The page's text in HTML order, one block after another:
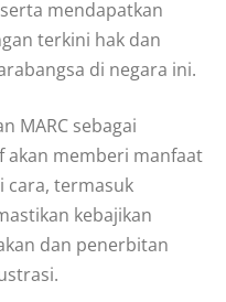
mendapatkan
terkini hak dan
di negara ini.
MARC sebagai
akan memberi manfaat
cara, termasuk
kebajikan
dan penerbitan